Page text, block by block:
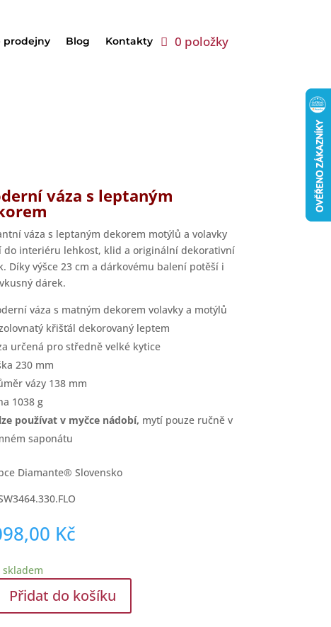
prodejny Blog Kontakty 0 položky
váza s leptaným
váza s leptaným dekorem motýlů a volavky
do interiéru lehkost, klid a originální dekorativní
Díky výšce 23 cm a dárkovému balení potěší i
dárek.
váza s matným dekorem volavky a motýlů
křišťál dekorovaný leptem
určená pro středně velké kytice
230 mm
vázy 138 mm
1038 g
používat v myčce nádobí, mytí pouze ručně v
saponátu
Diamante® Slovensko
Kč
skladem
Přidat do košíku